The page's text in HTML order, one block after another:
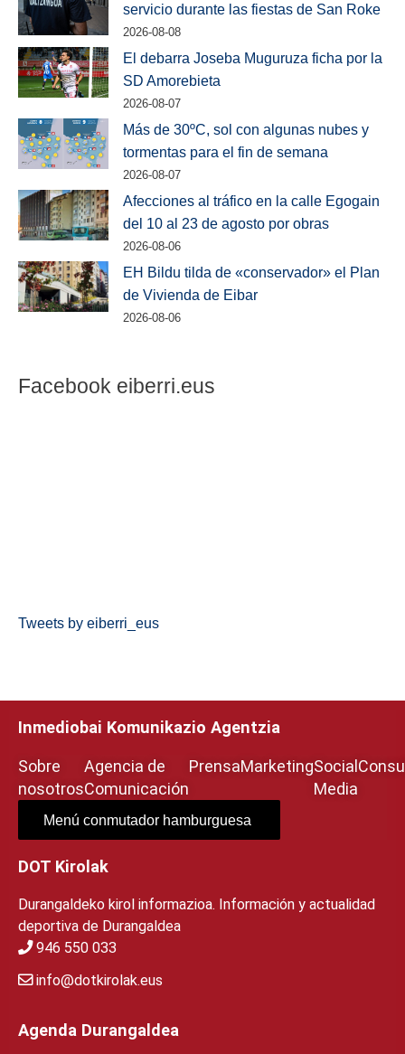
servicio durante las fiestas de San Roke
2026-08-08
El debarra Joseba Muguruza ficha por la
SD Amorebieta
2026-08-07
Más de 30ºC, sol con algunas nubes y
tormentas para el fin de semana
2026-08-07
Afecciones al tráfico en la calle Egogain
del 10 al 23 de agosto por obras
2026-08-06
EH Bildu tilda de «conservador» el Plan
de Vivienda de Eibar
2026-08-06
Facebook eiberri.eus
Tweets by eiberri_eus
Inmediobai Komunikazio Agentzia
Sobre
nosotros
Agencia de
Comunicación
PrensaMarketingSocial
Media
Menú conmutador hamburguesa
DOT Kirolak
Durangaldeko kirol informazioa. Información y actualidad
deportiva de Durangaldea
946 550 033
info@dotkirolak.eus
Agenda Durangaldea